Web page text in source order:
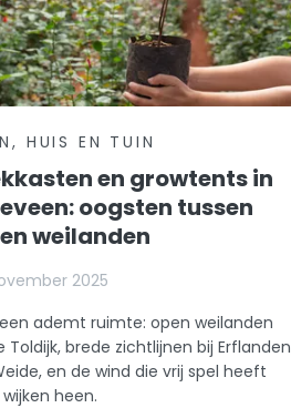
HUIS EN TUIN
en growtents in
oogsten tussen
weilanden
2025
ademt ruimte: open weilanden
Toldijk, brede zichtlijnen bij Erflanden
en de wind die vrij spel heeft
heen.